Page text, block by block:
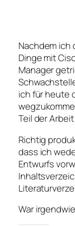
Nachdem ich
Dinge mit
Manager
ich für heute
Teil der
Richtig
dass ich
Entwurfs
War